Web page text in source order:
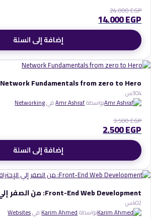
24.000EGP
14.000EGP
إضافة إلى السلة
Network Fundamentals from zero to Hero
430س
بواسطةAmr AshrafفيNetworking
3.500EGP
2.500EGP
إضافة إلى السلة
Front-End Web Development: من الصفر إلي الإحتراف
240س
بواسطةKarim AhmedفيWebsites